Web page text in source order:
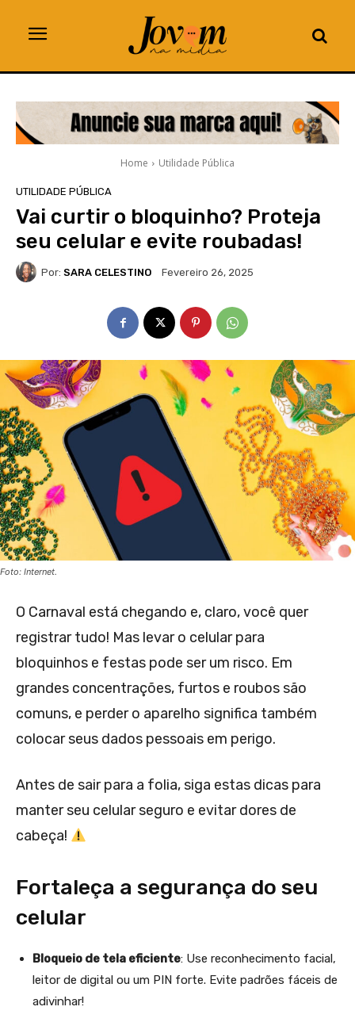
Home Utilidade Pública
UTILIDADE PÚBLICA
Vai curtir o bloquinho? Proteja
seu celular e evite roubadas!
Por: SARA CELESTINO Fevereiro 26, 2025
Foto: Internet.
O Carnaval está chegando e, claro, você quer
registrar tudo! Mas levar o celular para
bloquinhos e festas pode ser um risco. Em
grandes concentrações, furtos e roubos são
comuns, e perder o aparelho significa também
colocar seus dados pessoais em perigo.
Antes de sair para a folia, siga estas dicas para
manter seu celular seguro e evitar dores de
cabeça!
Fortaleça a segurança do seu
celular
Bloqueio de tela eficiente: Use reconhecimento facial,
leitor de digital ou um PIN forte. Evite padrões fáceis de
adivinhar!